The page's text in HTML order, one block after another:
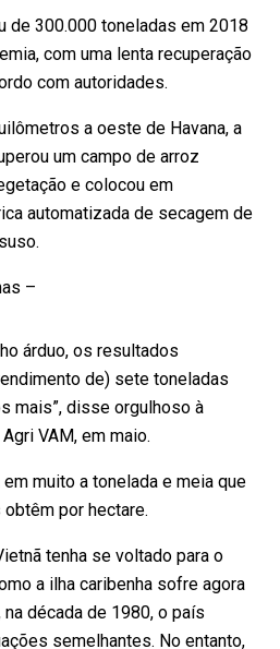
de 300.000 toneladas em 2018
com uma lenta recuperação
com autoridades.
a oeste de Havana, a
um campo de arroz
e colocou em
automatizada de secagem de
–
árduo, os resultados
de) sete toneladas
mais”, disse orgulhoso à
VAM, em maio.
muito a tonelada e meia que
por hectare.
tenha se voltado para o
a ilha caribenha sofre agora
década de 1980, o país
semelhantes. No entanto,